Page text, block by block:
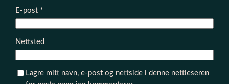
E-post *
Nettsted
Lagre mitt navn, e-post og nettside i denne nettleseren